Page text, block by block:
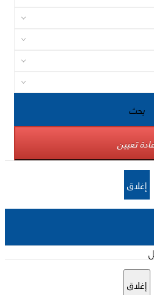
بحث
تعيين
إغلاق
إغلاق